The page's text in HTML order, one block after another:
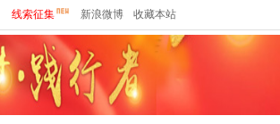
线索征集 新浪微博 收藏本站